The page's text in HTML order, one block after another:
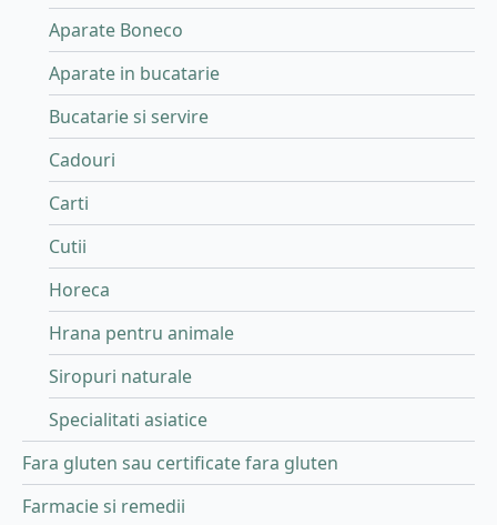
Aparate Boneco
Aparate in bucatarie
Bucatarie si servire
Cadouri
Carti
Cutii
Horeca
Hrana pentru animale
Siropuri naturale
Specialitati asiatice
Fara gluten sau certificate fara gluten
Farmacie si remedii